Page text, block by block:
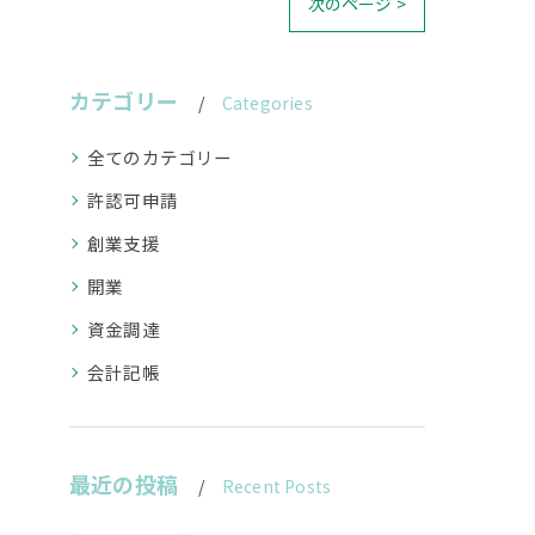
カテゴリー Categories
全てのカテゴリー
許認可申請
創業支援
開業
資金調達
会計記帳
最近の投稿 Recent Posts